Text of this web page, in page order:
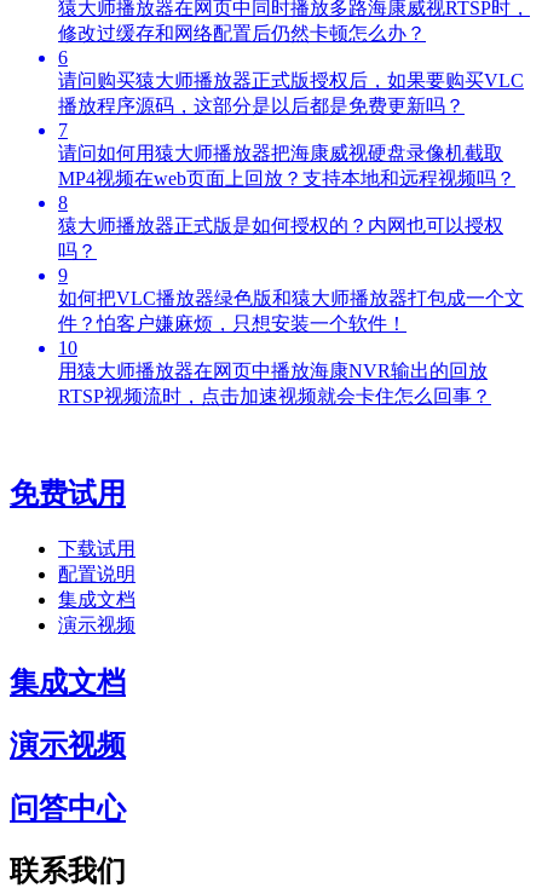
猿大师播放器在网页中同时播放多路海康威视RTSP时，
修改过缓存和网络配置后仍然卡顿怎么办？
6
请问购买猿大师播放器正式版授权后，如果要购买VLC
播放程序源码，这部分是以后都是免费更新吗？
7
请问如何用猿大师播放器把海康威视硬盘录像机截取
MP4视频在web页面上回放？支持本地和远程视频吗？
8
猿大师播放器正式版是如何授权的？内网也可以授权
吗？
9
如何把VLC播放器绿色版和猿大师播放器打包成一个文
件？怕客户嫌麻烦，只想安装一个软件！
10
用猿大师播放器在网页中播放海康NVR输出的回放
RTSP视频流时，点击加速视频就会卡住怎么回事？
免费试用
下载试用
配置说明
集成文档
演示视频
集成文档
演示视频
问答中心
联系我们